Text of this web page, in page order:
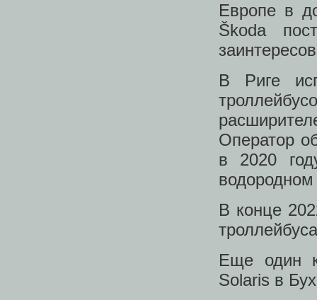
Европе в
Škoda
В Риге
Оператор
в 2020
В конце
Еще один
Solaris в